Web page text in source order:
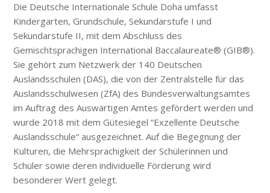
Die Deutsche Internationale Schule Doha umfasst
Kindergarten, Grundschule, Sekundarstufe I und
Sekundarstufe II, mit dem Abschluss des
Gemischtsprachigen International Baccalaureate® (GIB®).
Sie gehört zum Netzwerk der 140 Deutschen
Auslandsschulen (DAS), die von der Zentralstelle für das
Auslandsschulwesen (ZfA) des Bundesverwaltungsamtes
im Auftrag des Auswärtigen Amtes gefördert werden und
wurde 2018 mit dem Gütesiegel “Exzellente Deutsche
Auslandsschule“ ausgezeichnet. Auf die Begegnung der
Kulturen, die Mehrsprachigkeit der Schülerinnen und
Schüler sowie deren individuelle Förderung wird
besonderer Wert gelegt.